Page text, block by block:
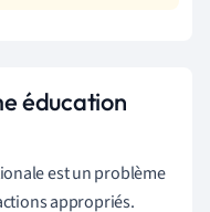
éducation
est un problème
appropriés.